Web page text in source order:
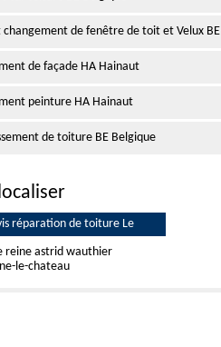
changement de fenêtre de toit et Velux BE
de façade HA Hainaut
peinture HA Hainaut
de toiture BE Belgique
réparation de toiture Le
reine astrid wauthier
le-chateau